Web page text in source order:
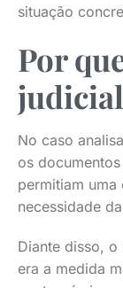
situação
Por
No caso
os
permitiam
necessidade
Diante disso,
era a medida